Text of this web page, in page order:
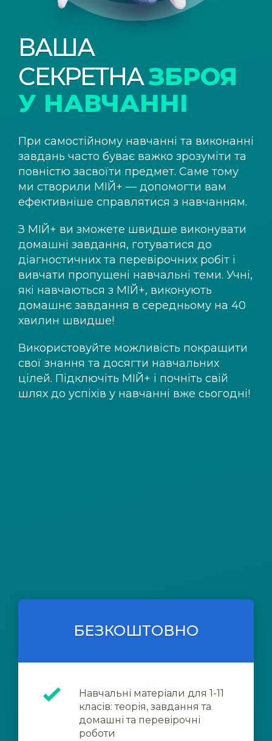
ВАША
СЕКРЕТНАЗБРОЯ
У НАВЧАННІ
При самостійному навчанні та виконанні
завдань часто буває важко зрозуміти та
повністю засвоїти предмет. Саме тому
ми створили МІЙ+ — допомогти вам
ефективніше справлятися з навчанням.
З МІЙ+ ви зможете швидше виконувати
домашні завдання, готуватися до
діагностичних та перевірочних робіт і
вивчати пропущені навчальні теми. Учні,
які навчаються з МІЙ+, виконують
домашнє завдання в середньому на 40
хвилин швидше!
Використовуйте можливість покращити
свої знання та досягти навчальних
цілей. Підключіть МІЙ+ і почніть свій
шлях до успіхів у навчанні вже сьогодні!
БЕЗКОШТОВНО
Навчальні матеріали для 1-11
класів: теорія, завдання та
домашні та перевірочні
роботи